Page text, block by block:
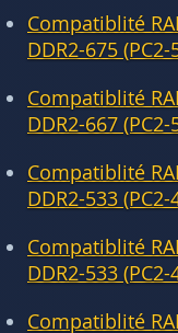
Compatiblité
DDR2-675 (PC2-
Compatiblité
DDR2-667 (PC2-
Compatiblité
DDR2-533 (PC2-
Compatiblité
DDR2-533 (PC2-
Compatiblité